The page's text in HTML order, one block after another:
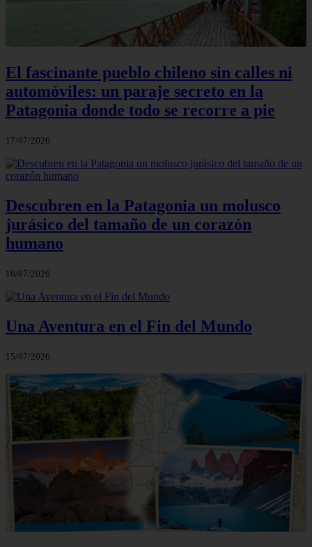
El fascinante pueblo chileno sin calles ni
automóviles: un paraje secreto en la
Patagonia donde todo se recorre a pie
17/07/2026
Descubren en la Patagonia un molusco
jurásico del tamaño de un corazón
humano
16/07/2026
Una Aventura en el Fin del Mundo
15/07/2026